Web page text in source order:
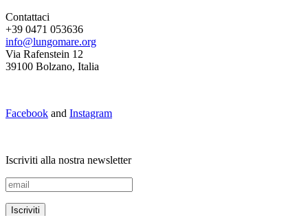
Contattaci
+39 0471 053636
info@lungomare.org
Via Rafenstein 12
39100 Bolzano, Italia
Facebook and Instagram
Iscriviti alla nostra newsletter